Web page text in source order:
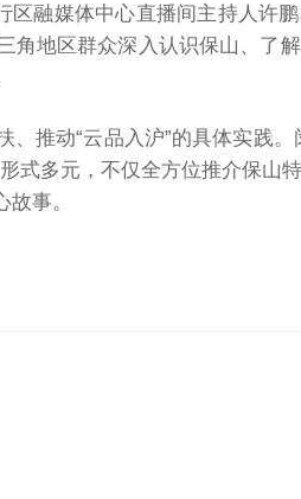
区融媒体中心直播间主持人许
地区群众深入认识保山、了
推动“云品入沪”的具体实践。
式多元，不仅全方位推介保山
事。